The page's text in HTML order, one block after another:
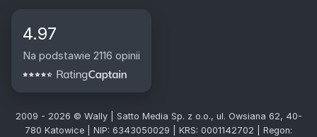
4.97
Na podstawie 2116 opinii
2009 - 2026 © Wally | Satto Media Sp. z o.o., ul. Owsiana 62, 40-
780 Katowice | NIP: 6343050029 | KRS: 0001142702 | Regon: